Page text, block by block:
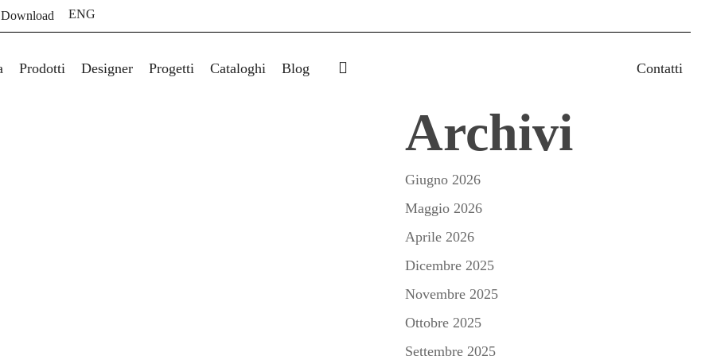
ENG
Prodotti Designer Progetti Cataloghi Blog Contatti
Archivi
Giugno 2026
Maggio 2026
Aprile 2026
Dicembre 2025
Novembre 2025
Ottobre 2025
Settembre 2025